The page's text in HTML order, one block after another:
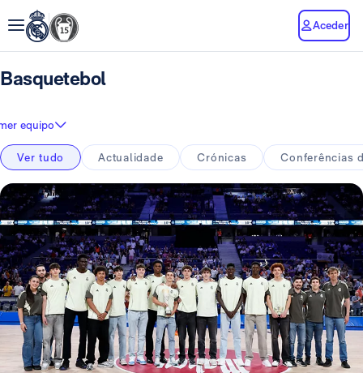
Aceder
Basquetebol
equipo
Ver tudo Actualidade Crónicas Conferências